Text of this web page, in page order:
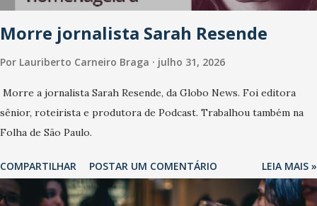
Morre jornalista Sarah Resende
Por Lauriberto Carneiro Braga julho 31, 2026
Morre a jornalista Sarah Resende, da Globo News. Foi editora
sênior, roteirista e produtora de Podcast. Trabalhou também na
Folha de São Paulo.
COMPARTILHAR POSTAR UM COMENTÁRIO LEIA MAIS »